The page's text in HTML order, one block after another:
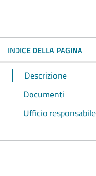
INDICE DELLA PAGINA
Descrizione
Documenti
Ufficio responsabile